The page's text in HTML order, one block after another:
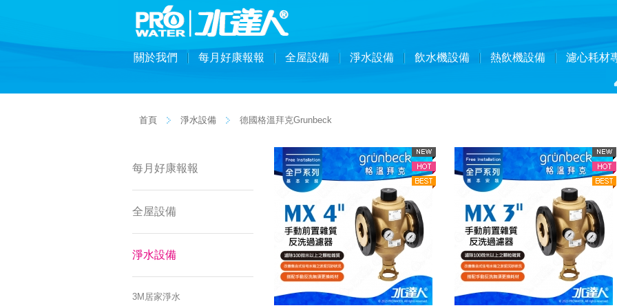
關於我們 每月好康報報 全屋設備 淨水設備 飲水機設備 熱飲機設備 濾心耗材
首頁 淨水設備 德國格溫拜克Grunbeck
每月好康報報
全屋設備
淨水設備
3M居家淨水